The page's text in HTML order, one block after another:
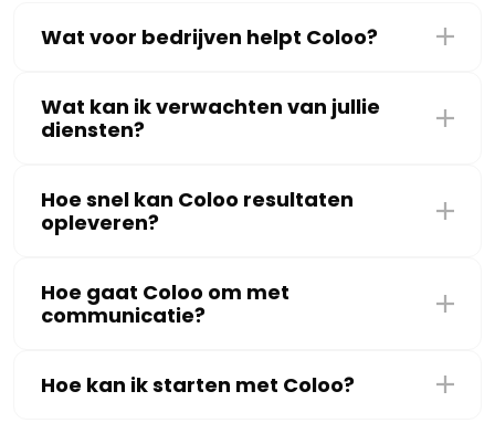
Wat voor bedrijven helpt Coloo?
Wat kan ik verwachten van jullie
diensten?
Hoe snel kan Coloo resultaten
opleveren?
Hoe gaat Coloo om met
communicatie?
Hoe kan ik starten met Coloo?